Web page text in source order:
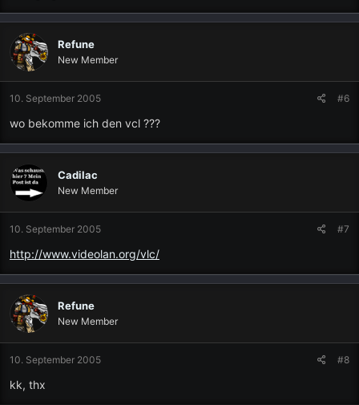
Refune
New Member
10. September 2005 #6
wo bekomme ich den vcl ???
Cadilac
New Member
10. September 2005 #7
http://www.videolan.org/vlc/
Refune
New Member
10. September 2005 #8
kk, thx